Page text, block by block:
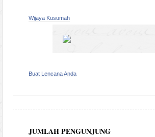
Wijaya Kusumah
Buat Lencana Anda
JUMLAH PENGUNJUNG